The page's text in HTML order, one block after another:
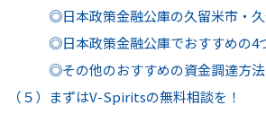
◎日本政策金融公庫の久留米市・久
◎日本政策金融公庫でおすすめの4
◎その他のおすすめの資金調達方法
（５）まずはV-Spiritsの無料相談を！